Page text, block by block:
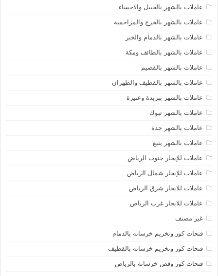
عاملات بالشهر بالجبيل والاحساء
عاملات بالشهر بالخرج والمزاحمية
عاملات بالشهر بالدمام والخبر
عاملات بالشهر بالطائف ومكة
عاملات بالشهر بالقصيم
عاملات بالشهر بالقطيف والظهران
عاملات بالشهر ببريدة وعنيزة
عاملات بالشهر تبوك
عاملات بالشهر جدة
عاملات بالشهر ينبع
عاملات للإيجار جنوب الرياض
عاملات للإيجار شمال الرياض
عاملات للايجار شرق الرياض
عاملات للايجار غرب الرياض
غير مصنف
فتحات كور وتخريم خرسانه بالدمام
فتحات كور وتخريم خرسانه بالقطيف
فتحات كور وقص خرسانة بالرياض